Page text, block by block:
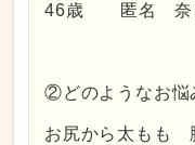
46歳 匿名 奈
②どのようなお悩
お尻から太もも